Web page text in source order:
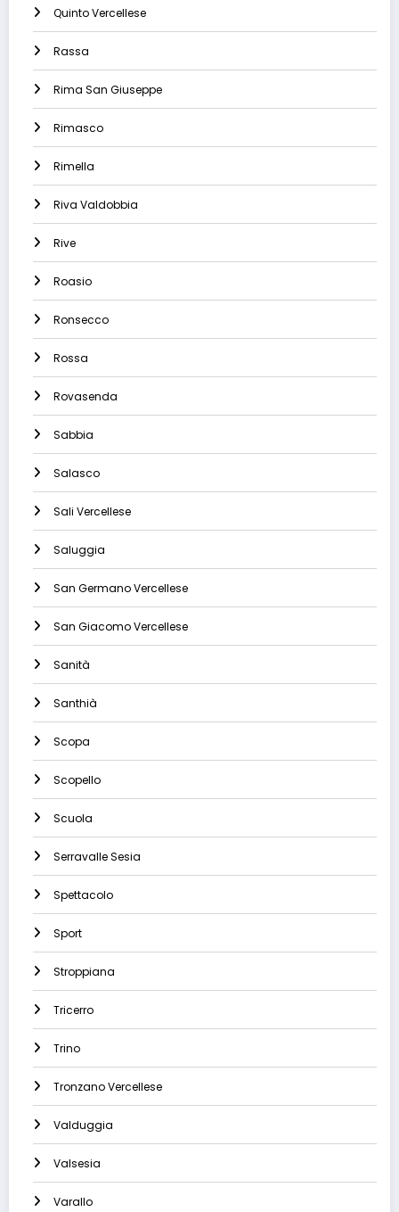
Quinto Vercellese
Rassa
Rima San Giuseppe
Rimasco
Rimella
Riva Valdobbia
Rive
Roasio
Ronsecco
Rossa
Rovasenda
Sabbia
Salasco
Sali Vercellese
Saluggia
San Germano Vercellese
San Giacomo Vercellese
Sanità
Santhià
Scopa
Scopello
Scuola
Serravalle Sesia
Spettacolo
Sport
Stroppiana
Tricerro
Trino
Tronzano Vercellese
Valduggia
Valsesia
Varallo